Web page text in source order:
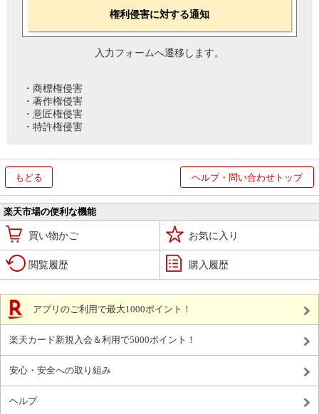
権利侵害に対する通知
入力フォームへ遷移します。
・商標権侵害
・著作権侵害
・意匠権侵害
・特許権侵害
もどる ヘルプ・問い合わせトップ
楽天市場の便利な機能
買い物かご お気に入り
閲覧履歴 購入履歴
アプリのご利用で最大1000ポイント！
楽天カード新規入会＆利用で5000ポイント！
安心・安全への取り組み
ヘルプ